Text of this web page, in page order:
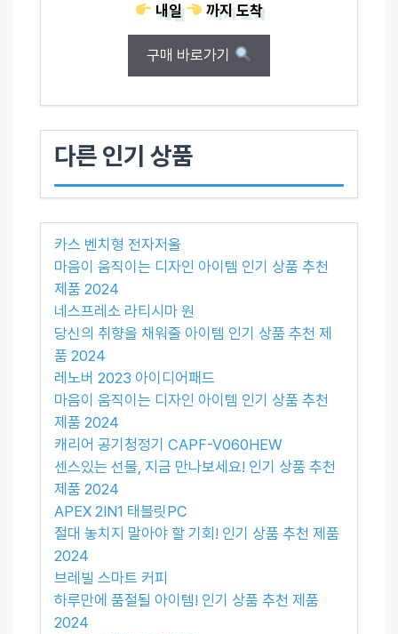
내일
까지도착
구매 바로가기
다른 인기 상품
카스 벤치형 전자저울
마음이 움직이는 디자인 아이템 인기 상품 추천
제품 2024
네스프레소 라티시마 원
당신의 취향을 채워줄 아이템 인기 상품 추천 제
품 2024
레노버 2023 아이디어패드
마음이 움직이는 디자인 아이템 인기 상품 추천
제품 2024
캐리어 공기청정기 CAPF-V060HEW
센스있는 선물, 지금 만나보세요! 인기 상품 추천
제품 2024
APEX 2IN1 태블릿PC
절대 놓치지 말아야 할 기회! 인기 상품 추천 제품
2024
브레빌 스마트 커피
하루만에 품절될 아이템! 인기 상품 추천 제품
2024